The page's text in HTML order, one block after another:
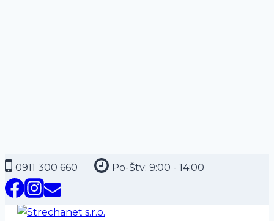
Skip
to
content
0911 300 660 Po-Štv: 9:00 - 14:00